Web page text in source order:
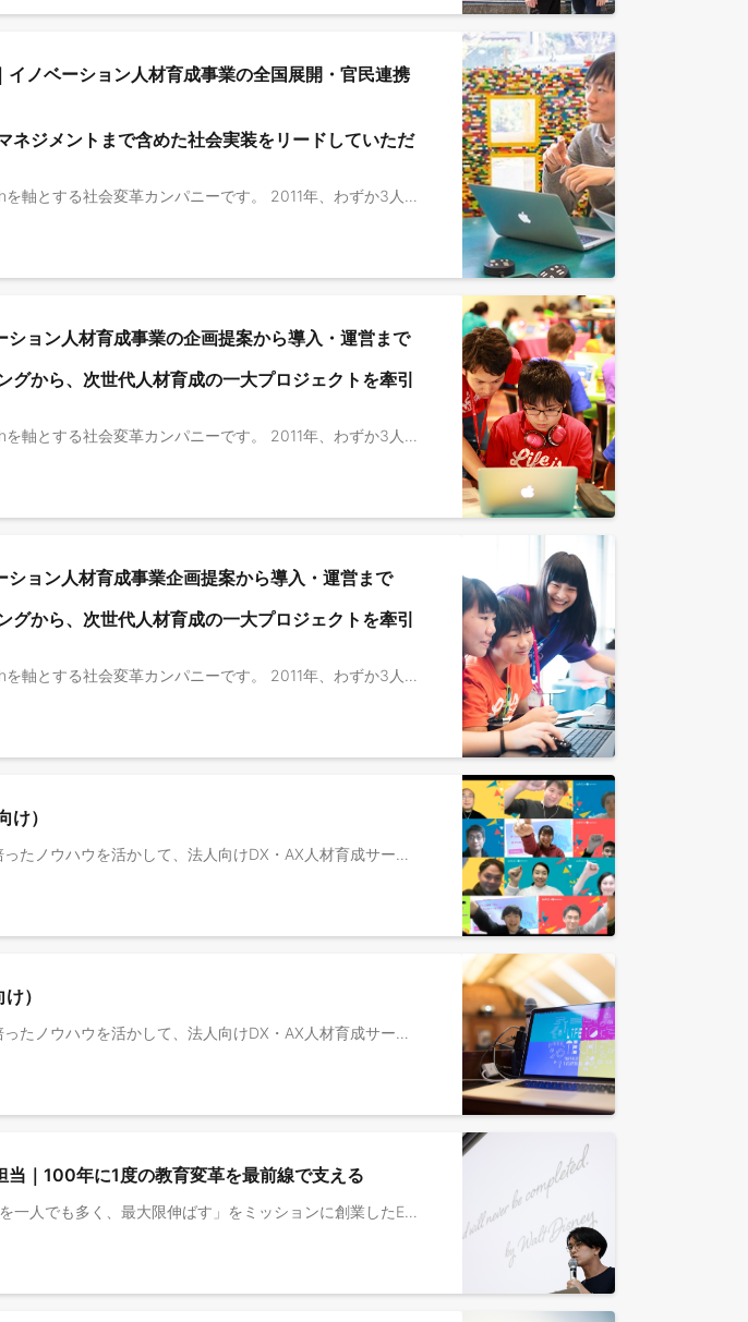
イノベーション人材育成事業の全国展開・官民連携
ジメントまで含めた社会実装をリードしていただ
▼ライフイズテックについて ライフイズテックは、2010年に創業したEdTechを軸とする社会変革カンパニーです。 2011年、わずか3人の参加者から始まったキャンプ事業を皮切りに、私たちは一貫したミッションと、独自の強みである「LX（Learning Experience：学習体験）」を軸に成長を続けてきました。現在では、オンライン教材や学校向け教材の提供、自治体向けのイノベーション人材育成プログラム、企業向けDX研修など、次々と事業領域を拡大しています。 コーポレートスローガン：「世界を変える力を、すべての人に。」 ミッション：「中高生ひとり一人の可能性を、一人でも多く、最大限伸ばす」 ▼事業開発事業部について 2019年、新学習指導要領に対応した学校向けオンラインプログラミング教材「ライフイズテック レッスン」をリリースしました。現在、本教材は全国600以上の自治体、約4,400校の公立・私立学校、約135万人のユーザーに利用される教育インフラへと成長しています。 私たちは単なる「教材の提供」に留まりません。学校教育でのデジタル学習環境の提供に加え、課外活動としてより深く実践的な「デジタル×課題解決体験」を届ける「自治体向けイノベーション人材育成プログラム」を全国で展開し始めています。 教育を起点に解決すべき、そして解決できる社会課題は山積しています。それらを単に既存事業の枠組みで捉えるのではなく、一つひとつの課題を「新しい事業」として生み出し、継続的に解決していく。その強い決意を込めて、私たちは自らを「事業開発事業部」と名付けています。 ▼業務内容 全国の自治体首長・教育長のアジェンダに対し、デジタル教育を核とした地域創生・人材育成エコシステムの企画提案から、社会実装までの全プロセスをリードしていただきます。 【具体的には】 ・自治体（都道府県／市区町村）のDX・デジタル人材育成政策に沿った、人材育成プログラムの企画 / 提案 ・人材プログラム提供に向けた工程設計 / 管理、各ステークホルダー調整等によるプロジェクト推進 ・イベント、ワークショッププログラムの現場責任者として企画や運営準備 ・中高生〜大人までのイベント参加者に直接ITスキルを教える大学生スタッフのマネジメント ・顧客満足度向上に向けた企画立案・実行 ▼ポジションの魅力 ・自ら描いた絵が予算化され、数万人規模の中高生の学びを直接変える「社会実装」の全プロセスを主導できます。 ・自治体の首長や教育長といったキーマンの懐に入り込み、日本を変える「教育×DX」のビッグプロジェクトを、責任者と共に創り上げる経験が得られます。 ・未だ世の中にない事業をスピード感をもって構想し具現化できます。 ・地域の事情・課題に応じたイノベーション人材育成を実装することで、地方創生、地域社会の持続的な発展を牽引できます。 ▼社員インタビュー / 事業記事 ・山梨県DX人材育成エコシステム創出事業 https://dxecosystem-yamanashi.jp/ ・「教育が変わる2020年。「あなたの経験」が教育を変える！今こそ教育業界へ飛び込むべきタイミングな理由」 https://www.wantedly.com/companies/lifeistech/post_articles/237750 ・“新しい教育づくり”をテーマに地域、企業、そして日本の底力を上げていく矜持と情熱 https://www.wantedly.com/companies/lifeistech/post_articles/961353 ・産官学を巻き込んで既存の枠組みを再構築する。ライフイズテックだからこそ味わえる事業開発の醍醐味とは https://www.wantedly.com/companies/lifeistech/post_articles/959196 ・次世代教育への想いが集結【ライフイズテックの取り組みと成果、そして未来へのビジョン】 https://note.com/lifeistech/n/nb054b088c14a ・場所を越える教育革命を。デジタル教育が拓く地方創生の未来｜【ライフイズテックJAMレポート】 https://note.com/lifeistech/n/n68a698cf4e06
ション人材育成事業の企画提案から導入・運営まで
から、次世代人材育成の一大プロジェクトを牽引
▼ライフイズテックについて ライフイズテックは、2010年に創業したEdTechを軸とする社会変革カンパニーです。 2011年、わずか3人の参加者から始まったキャンプ事業を皮切りに、私たちは一貫したミッションと、独自の強みである「LX（Learning Experience：学習体験）」を軸に成長を続けてきました。現在では、オンライン教材や学校向け教材の提供、自治体向けのイノベーション人材育成プログラム、企業向けDX研修など、次々と事業領域を拡大しています。 コーポレートスローガン：「世界を変える力を、すべての人に。」 ミッション：「中高生ひとり一人の可能性を、一人でも多く、最大限伸ばす」 ▼事業開発事業部について 2019年、新学習指導要領に対応した学校向けオンラインプログラミング教材「ライフイズテック レッスン」をリリースしました。現在、本教材は全国600以上の自治体、約4,400校の公立・私立学校、約135万人のユーザーに利用される教育インフラへと成長しています。 私たちは単なる「教材の提供」に留まりません。学校教育でのデジタル学習環境の提供に加え、課外活動としてより深く実践的な「デジタル×課題解決体験」を届ける「自治体向けイノベーション人材育成プログラム」を全国で展開し始めています。 教育を起点に解決すべき、そして解決できる社会課題は山積しています。それらを単に既存事業の枠組みで捉えるのではなく、一つひとつの課題を「新しい事業」として生み出し、継続的に解決していく。その強い決意を込めて、私たちは自らを「事業開発事業部」と名付けています。 ▼業務内容 全国の自治体に向けて、「自治体向けイノベーション人材育成プログラム」の企画提案〜導入推進をリードしていただきます。 【具体的には】 ・自治体（都道府県／市区町村）のDX・デジタル人材育成政策に沿った、人材育成プログラムの企画 / 提案 ・人材プログラム提供に向けた工程設計 / 管理、各ステークホルダー調整等によるプロジェクト推進 ・イベント、ワークショッププログラムの現場責任者として企画や運営準備 ・中高生〜大人までのイベント参加者に直接ITスキルを教える大学生スタッフのマネジメント ・顧客満足度向上に向けた企画立案・実行 ▼ポジションの魅力 ・「中高生の未来を作っていく」、「新たな公教育やデジタルイノベーター育成の仕組みを作っていく」という手触り感を感じながら仕事ができます ・教育変革の社会的ニーズが高まる中で、大きな変化の中でも、自ら事業をリードしていける環境で働くことができます ・未だ世の中にない事業をスピード感をもって構想し具現化できます ・「教育を通じた社会貢献」という共通ゴールのもと、経営方針に納得感をもって取り組めます ▼社員インタビュー / 事業記事 ・学習格差を埋め、デジタルイノベーション人材を育てる——ライフイズテック https://www.ntt.com/lp/koel/semipublic-interviews/life-is-tech/ ・産官学を巻き込んで既存の枠組みを再構築する。ライフイズテックだからこそ味わえる事業開発の醍醐味とは https://www.wantedly.com/companies/lifeistech/post_articles/959196 ・山梨県DX人材育成エコシステム創出事業 https://dxecosystem-yamanashi.jp/ ・場所を越える教育革命を。デジタル教育が拓く地方創生の未来｜【ライフイズテックJAMレポート】 https://note.com/lifeistech/n/n68a698cf4e06 ・次世代教育への想いが集結【ライフイズテックの取り組みと成果、そして未来へのビジョン】 https://note.com/lifeistech/n/nb054b088c14a
ション人材育成事業企画提案から導入・運営まで
から、次世代人材育成の一大プロジェクトを牽引
▼ライフイズテックについて ライフイズテックは、2010年に創業したEdTechを軸とする社会変革カンパニーです。 2011年、わずか3人の参加者から始まったキャンプ事業を皮切りに、私たちは一貫したミッションと、独自の強みである「LX（Learning Experience：学習体験）」を軸に成長を続けてきました。現在では、オンライン教材や学校向け教材の提供、自治体向けのイノベーション人材育成プログラム、企業向けDX研修など、次々と事業領域を拡大しています。 コーポレートスローガン：「世界を変える力を、すべての人に。」 ミッション：「中高生ひとり一人の可能性を、一人でも多く、最大限伸ばす」 ▼事業開発事業部について 2019年、新学習指導要領に対応した学校向けオンラインプログラミング教材「ライフイズテック レッスン」をリリースしました。現在、本教材は全国600以上の自治体、約4,400校の公立・私立学校、約135万人のユーザーに利用される教育インフラへと成長しています。 私たちは単なる「教材の提供」に留まりません。学校教育でのデジタル学習環境の提供に加え、課外活動としてより深く実践的な「デジタル×課題解決体験」を届ける「自治体向けイノベーション人材育成プログラム」を全国で展開し始めています。 教育を起点に解決すべき、そして解決できる社会課題は山積しています。それらを単に既存事業の枠組みで捉えるのではなく、一つひとつの課題を「新しい事業」として生み出し、継続的に解決していく。その強い決意を込めて、私たちは自らを「事業開発事業部」と名付けています。 ▼業務内容 全国の自治体に向けて、「自治体向けイノベーション人材育成プログラム」の企画提案〜導入推進をリードしていただきます。 【具体的には】 ・自治体（都道府県／市区町村）のDX・デジタル人材育成政策に沿った、人材育成プログラムの企画 / 提案 ・人材プログラム提供に向けた工程設計 / 管理、各ステークホルダー調整等によるプロジェクト推進 ・イベント、ワークショッププログラムの現場責任者として企画や運営準備 ・中高生〜大人までのイベント参加者に直接ITスキルを教える大学生スタッフのマネジメント ・顧客満足度向上に向けた企画立案・実行 ▼ポジションの魅力 ・「中高生の未来を作っていく」、「新たな公教育やデジタルイノベーター育成の仕組みを作っていく」という手触り感を感じながら仕事ができます ・教育変革の社会的ニーズが高まる中で、大きな変化の中でも、自ら事業をリードしていける環境で働くことができます ・未だ世の中にない事業をスピード感をもって構想し具現化できます ・「教育を通じた社会貢献」という共通ゴールのもと、経営方針に納得感をもって取り組めます ▼社員インタビュー / 事業記事 ・学習格差を埋め、デジタルイノベーション人材を育てる——ライフイズテック https://www.ntt.com/lp/koel/semipublic-interviews/life-is-tech/ ・産官学を巻き込んで既存の枠組みを再構築する。ライフイズテックだからこそ味わえる事業開発の醍醐味とは https://www.wantedly.com/companies/lifeistech/post_articles/959196 ・山梨県DX人材育成エコシステム創出事業 https://dxecosystem-yamanashi.jp/ ・場所を越える教育革命を。デジタル教育が拓く地方創生の未来｜【ライフイズテックJAMレポート】 https://note.com/lifeistech/n/n68a698cf4e06 ・次世代教育への想いが集結【ライフイズテックの取り組みと成果、そして未来へのビジョン】 https://note.com/lifeistech/n/nb054b088c14a
け）
2021年に立ち上がったDX・AX事業部は、今まで中高生向けのデジタル教育で培ったノウハウを活かして、法人向けDX・AX人材育成サービスの提供を開始した急成長中の新規事業です。 "新・デジタルネイティブ世代"が、大手企業の役員にリバースメンタリングを行う意識変革プログラムや、数百人同時にインタラクティブな学習を提供するワークショップなど、ユニークな手法で企業のDX・AX組織変革、業務変革を支援しています。 【事業立ち上げの背景】 高校時代から「情報 I 」を学び、デジタルスキルを標準装備する"新・デジタルネイティブ世代"が、高卒は2025年に、大卒は2029年に、社会に参画します。 しかし、日本では大手企業であっても、依然アナログ業務や非効率な業務オペレーションが課題となっている企業が少なくありません。 彼らが、入社したい、活躍したいと思える社会の受け皿を作るために、「世界を変える力を、すべての人に。」を実現するためにDX・AX事業部を立ち上げました。 【お任せしたいこと】 受講者に対するファシリテート、顧客満足度向上に向けた研修プログラムの調整や、顧客との学習コンテンツ設計面での折衝などをお任せします。 具体的には ①研修当日のファシリテーション / 進行 ②顧客課題に基づいた研修スライドのチューニング ・顧客の期待値や受講者の属性などに基づき、研修の文脈を最適化する ③研修プログラムのカスタマイズ / 学習コンテンツの調整 ・インプット内容、ワーク・スライド設計などの「学習体験」を、顧客の課題に合わせて制作、提案、調整する ※入社後イメージ： ・まずは1-2日間の研修の納品業務をご担当いただく →徐々にプログラムカスタマイズ、長期伴走型のプロジェクト参加など幅広い業務に携わっていただきます。 【プロダクト】 デジタルに苦手意識がある多くの社会人・組織に対して、これからの時代に必要なマインドやスキルセットの習得を目的としたワークショップ（主力商品は以下3つのシリーズ） ・AIレディネス研修 ・DXレディネス研修 ※紹介動画：https://youtu.be/2Y4Ywxt77Zo ・シチズンデベロップメント（市民開発）研修 など 【顧客先・導入企業】 大手企業を中心に、行政や地方の優良企業など幅広い規模・業界の顧客が150社以上。 DX・AX推進部、人事部の方が商談相手となります。 ※導入企業例 サントリーホールディングス、ソニーグループ、NEC、村田製作所、博報堂DYホールディングス、山梨県 等 【ヒト・組織の魅力】 ・2021年に立ち上がった組織も、現在では約50名まで拡大し、今後も事業拡大とともに、組織も拡大。新規事業立ち上げフェーズと、スケールしていく瞬間を実感できます。 ・商品開発、マーケティング、セールス、研修ファシリテーター、事業企画など、ほとんどの機能が事業部内にあるため、専門性を追求することも、複数の職種にキャリアの幅を広げていくことも可能です。 ※社員のキャリア事例 ・セールス（1年） →セールスマネージャー ・研修ファシリテーター（半年経験）→研修ファシリテーター兼商品開発 ・研修ディレクター（1年経験）→事業企画 など ※社員インタビュー ・転職の満足度は300％。成長実感と貢献実感、どちらも得られる環境がある。 https://directscout.recruit.co.jp/contents/article/26976/ ・人が変われば組織も変わり、社会も大きく変わる。DX・AX事業のエバンジェリストが描く“その先の未来” https://www.wantedly.com/companies/lifeistech/post_articles/972321 ・「納品」の枠を超えた価値提供。“関わる人すべてを笑顔にする”CXグループの仕事哲学 https://www.wantedly.com/companies/lifeistech/post_articles/1002666
）
2021年に立ち上がったDX・AX事業部は、今まで中高生向けのデジタル教育で培ったノウハウを活かして、法人向けDX・AX人材育成サービスの提供を開始した急成長中の新規事業です。 "新・デジタルネイティブ世代"が、大手企業の役員にリバースメンタリングを行う意識変革プログラムや、数百人同時にインタラクティブな学習を提供するワークショップなど、ユニークな手法で企業のDX・AX組織変革、業務変革を支援しています。 【事業立ち上げの背景】 高校時代から「情報 I 」を学び、デジタルスキルを標準装備する"新・デジタルネイティブ世代"が、高卒は2025年に、大卒は2029年に、社会に参画します。 しかし、日本では大手企業であっても、依然アナログ業務や非効率な業務オペレーションが課題となっている企業が少なくありません。 彼らが、入社したい、活躍したいと思える社会の受け皿を作るために、「世界を変える力を、すべての人に。」を実現するためにDX・AX事業部を立ち上げました。 【お任せしたいこと】 研修納品時のオペレーション設計、顧客満足度向上に向けた企画立案・実行、インフラ運用、顧客との運営面での折衝などをお任せします。 具体的には ①研修納品業務、ディレクション 研修運営/遂行の責任者として、 ・顧客や社内協働者と連携しながら実施に必要な資料の作成、備品の準備・手配 ・講師・メンター・顧客などと連携し、受講者の様子を観察しながら、当日の運営責任者として滞りなく研修を遂行する ②インフラ運用 ・研修実施時に利用する各種デジタルツールの設計、作成、チェック、運用（業務改善、マニュアル整備、派遣社員への指示だし 等） ・オンラインスタジオ設備のメンテナンス ③メンターマネジメント ・社員が務めるメイン講師と共に研修をサポートする大学生メンターのアサイン、事前インプット、育成観点での研修前後のフォロー ※入社後イメージ： ・まずは1-2日間の研修の納品業務をご担当いただく →徐々に業務改善、メンターマネジメント、長期伴走型のプロジェクトマネジメントなど、幅広い業務に携わっていただきます。 【プロダクト】 デジタルに苦手意識がある多くの社会人・組織に対して、これからの時代に必要なマインドやスキルセットの習得を目的としたワークショップ（主力商品は以下3つのシリーズ） ・AIレディネス研修 ・DXレディネス研修 ※紹介動画：https://youtu.be/2Y4Ywxt77Zo ・シチズンデベロップメント（市民開発）研修 など 【顧客先・導入企業】 大手企業を中心に、行政や地方の優良企業など幅広い規模・業界の顧客が150社以上。 DX・AX推進部、人事部の方が商談相手となります。 ※導入企業例 サントリーホールディングス、ソニーグループ、NEC、村田製作所、博報堂DYホールディングス、山梨県 等 【ヒト・組織の魅力】 ・2021年に立ち上がった組織も、現在では約50名まで拡大し、今後も事業拡大とともに、組織も拡大。新規事業立ち上げフェーズと、スケールしていく瞬間を実感できます。 ・商品開発、マーケティング、セールス、研修ファシリテーター、事業企画など、ほとんどの機能が事業部内にあるため、専門性を追求することも、複数の職種にキャリアの幅を広げていくことも可能です。 ※社員のキャリア事例 ・セールス（1年） →セールスマネージャー ・研修ファシリテーター（半年経験）→研修ファシリテーター兼商品開発 ・研修ディレクター（1年経験）→事業企画 など ※社員インタビュー ・転職の満足度は300％。成長実感と貢献実感、どちらも得られる環境がある。 https://directscout.recruit.co.jp/contents/article/26976/ ・人が変われば組織も変わり、社会も大きく変わる。DX・AX事業のエバンジェリストが描く“その先の未来” https://www.wantedly.com/companies/lifeistech/post_articles/972321 ・「納品」の枠を超えた価値提供。“関わる人すべてを笑顔にする”CXグループの仕事哲学 https://www.wantedly.com/companies/lifeistech/post_articles/1002666
当｜100年に1度の教育変革を最前線で支える
▼私たちについて ライフイズテックは、2010年に「中高生ひとり一人の可能性を一人でも多く、最大限伸ばす」をミッションに創業したEdTech企業です。 中学・高校生向けIT・プログラミング教育サービス「Life is Tech !（ライフイズテック）」からスタートし、延べ5.9万人以上が参加する国内最大規模のITキャンプ・スクールとなりました。 2019年には、新学習指導要領に対応した学校向けオンラインプログラミング教材「ライフイズテック レッスン」の提供を開始し、全国の600以上の自治体、約4,400校の公立・私立学校、約135万人にご利用いただいています。 また、学校教育でのデジタル学習環境提供に加えて、課外でより深く実践的な「デジタル × 課題解決体験」をお届けする「自治体向けイノベーション人材育成プログラム」を全国の自治体に展開中。2021年にはDX事業部を立ち上げ、大手企業を中心に150社以上にDX人材育成サービスを提供しています。複数の事業が立ち上がり、それぞれが成長するなかで、ライフイズテックは今まさに第二創業期を迎えています。100年に1度と言われる教育変革に、ぜひ一緒にチャレンジしませんか。▼業務概要 ライフイズテックの中高生向けキャンプ・スクールの現場を支えているのが、全国の大学生メンターたちです。 本ポジションでは、その大学生メンターの採用から研修運営、現場デビューまでを一気通貫で牽引するリーダーを募集します。 また、大学生向けの新規プロジェクトも発足しており、新しいプロジェクトの企画・納品・運営業務もお任せします。 メンター育成の枠にとどまらず、大学や企業と連携した新しい教育プログラムの推進やチームマネジメントまで幅広く裁量を持てるポジションです。 ※なお、メンター育成業務と新規プロジェクトの業務割合は、時期によって前後します。【具体的には】 ＜大学生メンターの採用・研修運営＞ 採用・選考活動：母集団形成から説明会の運営、選考活動（書類選考・面接）の実行・統括 研修運営：研修実施に向けた各種準備、および現場でのリアルタイムな即断・即対応による参加者のサポート 仕組み化・データ管理：メンターデータベースの整理、既存オペレーションの実行と構造化・仕組み化の推進 現場改善：現場で気づいた課題の改善策立案、実行＜新規プロジェクトの企画・納品・運営業務＞ プログラム運営：企業や大学等と連携した、大学生向け共創プログラムの納品・運営業務 関係構築・折衝：大学関係者（教職員等）や提携先企業との良好なリレーション構築・折衝業務▼ポジションの魅力 ◇採用から研修、現場デビューまで一気通貫で伴走できる希少なポジション 「採用だけ」「研修だけ」と分業されがちな領域を、一連の業務として通しで経験できます。大学生メンター候補者たちの成長プロセスに、最も近い距離で寄り添えます。 ◇EdTech国内最大規模の人材ファネルを設計する手応え 延べ5.9万人以上が参加する国内最大規模のITキャンプ・スクールを、現場で支えるメンター人材のパイプラインを担います。施策ひとつで母集団の質・量が変わる、影響範囲の大きいポジションです。 ◇大学教育のあり方を変革する、社会的意義の大きい挑戦 学業とキャリアの分断を接続するような、新しい共創プログラムを形にする最前線に立てます。 ◇「現場感」と「仕組み化」「折衝力」を同時に磨ける 現場での即断即決やオペレーション構築力に加え、大学や企業との折衝力、さらにはリーダーとしてのマネジメントスキルなど、マルチな能力を高いレベルで磨くことができます。